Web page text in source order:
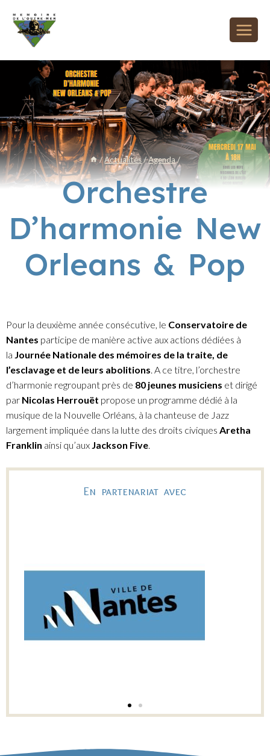
/Actualités/Agenda/
Orchestre
D’harmonie New
Orleans & Pop
Pour la deuxième année consécutive, le Conservatoire de
Nantes participe de manière active aux actions dédiées à
la Journée Nationale des mémoires de la traite, de
l’esclavage et de leurs abolitions. A ce titre, l’orchestre
d’harmonie regroupant près de 80 jeunes musiciens et dirigé
par Nicolas Herrouët propose un programme dédié à la
musique de la Nouvelle Orléans, à la chanteuse de Jazz
largement impliquée dans la lutte des droits civiques Aretha
Franklin ainsi qu’aux Jackson Five.
En partenariat avec